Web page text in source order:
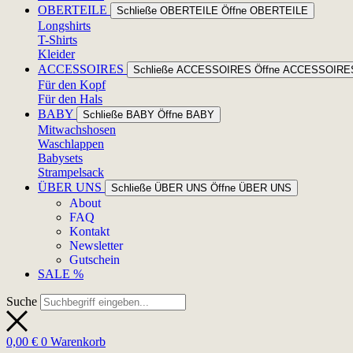
OBERTEILE
Schließe OBERTEILE Öffne OBERTEILE
Longshirts
T-Shirts
Kleider
ACCESSOIRES
Schließe ACCESSOIRES Öffne
Für den Kopf
Für den Hals
BABY
Schließe BABY Öffne BABY
Mitwachshosen
Waschlappen
Babysets
Strampelsack
ÜBER UNS
Schließe ÜBER UNS Öffne ÜBER UNS
About
FAQ
Kontakt
Newsletter
Gutschein
SALE %
Suche
0,00 € 0 Warenkorb